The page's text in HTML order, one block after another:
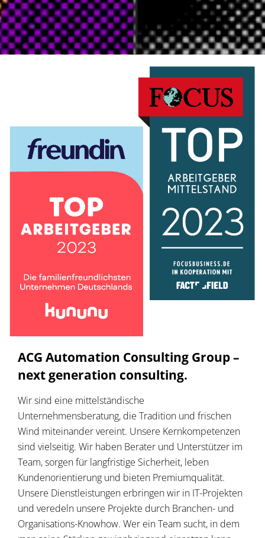
ACG Automation Consulting Group –
next generation consulting.
Wir sind eine mittelständische
Unternehmensberatung, die Tradition und frischen
Wind miteinander vereint. Unsere Kernkompetenzen
sind vielseitig. Wir haben Berater und Unterstützer im
Team, sorgen für langfristige Sicherheit, leben
Kundenorientierung und bieten Premiumqualität.
Unsere Dienstleistungen erbringen wir in IT-Projekten
und veredeln unsere Projekte durch Branchen- und
Organisations-Knowhow. Wer ein Team sucht, in dem